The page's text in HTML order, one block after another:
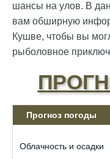
шансы на улов. В
вам обширную
Кушве, чтобы вы
рыболовное
Прогноз погоды
Облачность и осадки